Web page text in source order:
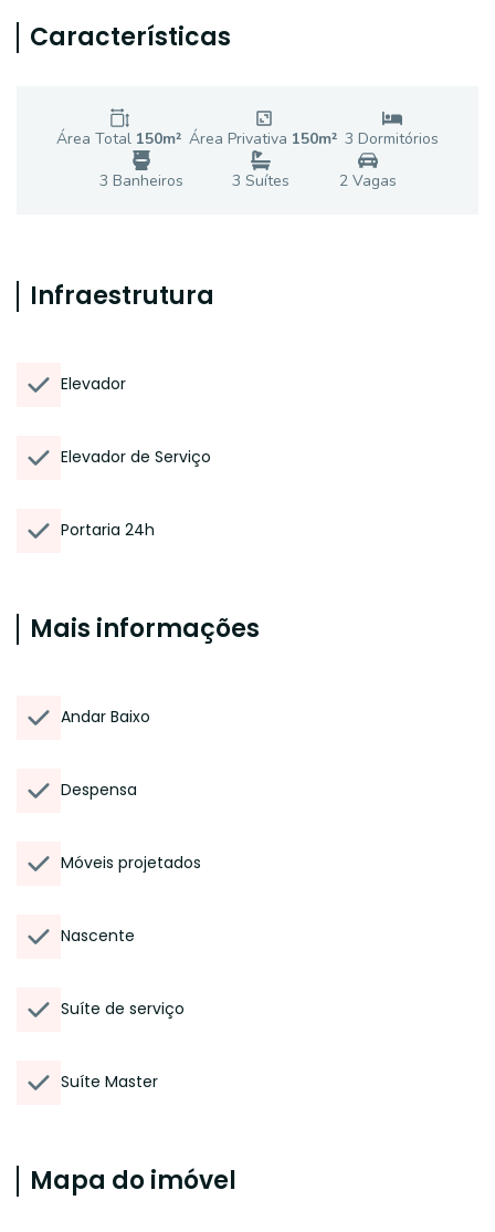
Características
Área Total 150m² Área Privativa 150m² 3 Dormitórios
3 Banheiros 3 Suítes 2Vagas
Infraestrutura
Elevador
Elevador de Serviço
Portaria 24h
Mais informações
Andar Baixo
Despensa
Móveis projetados
Nascente
Suíte de serviço
Suíte Master
Mapa do imóvel